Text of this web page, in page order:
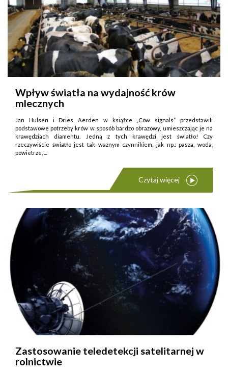
Wpływ światła na wydajność krów
mlecznych
Jan Hulsen i Dries Aerden w książce „Cow signals” przedstawili
podstawowe potrzeby krów w sposób bardzo obrazowy, umieszczając je na
krawędziach diamentu. Jedną z tych krawędzi jest światło! Czy
rzeczywiście światło jest tak ważnym czynnikiem, jak np.: pasza, woda,
powietrze, ...
Czytaj więcej
Zastosowanie teledetekcji satelitarnej w
rolnictwie